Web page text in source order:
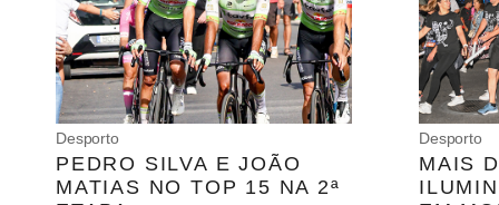
Desporto
PEDRO SILVA E JOÃO
MATIAS NO TOP 15 NA 2ª
Desporto
MAIS